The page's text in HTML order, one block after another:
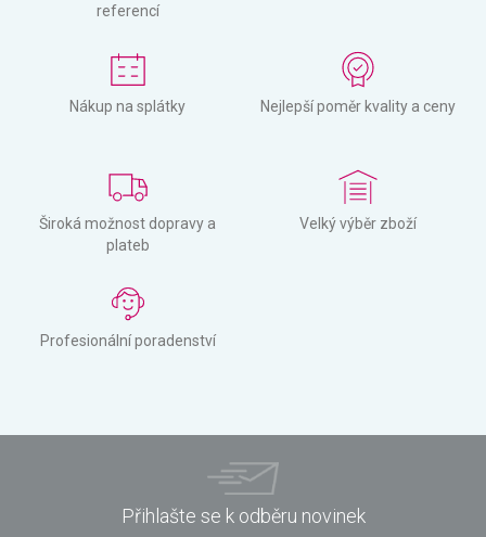
referencí
Nákup na splátky Nejlepší poměr kvality a ceny
Široká možnost dopravy a
plateb
Velký výběr zboží
Profesionální poradenství
Přihlašte se k odběru novinek